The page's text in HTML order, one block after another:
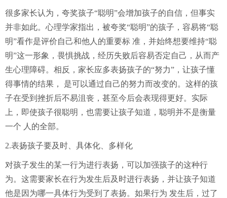
很多家长认为，夸奖孩子“聪明”会增加孩子的自信，但事实
并非如此。心理学家指出，被夸奖“聪明”的孩子，容易将“聪
明”看作是评价自己和他人的重要标 准，并始终想要维持“聪
明”这一形象，畏惧挑战，经历失败后容易否定自己，从而产
生心理障碍。相反，家长应多表扬孩子的“努力”，让孩子懂
得事情的结果， 是可以通过自己的努力而改变的。这样的孩
子在受到挫折后不易沮丧，甚至今后会表现得更好。实际
上，即使孩子很聪明，也需要让孩子知道，聪明并不是衡量
一个 人的全部。
2.表扬孩子要及时、具体化、多样化
对孩子发生的某一行为进行表扬，可以加强孩子的这种行
为。这需要家长在行为发生后及时进行表扬，并让孩子知道
他是因为哪一具体行为受到了表扬。如果行为 发生后，过了